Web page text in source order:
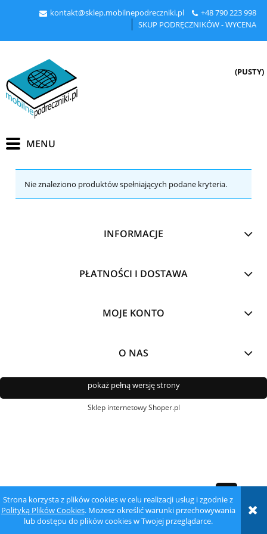
Strona korzysta z plików cookies w celu realizacji usług i zgodnie z
Polityką Plików Cookies. Możesz określić warunki przechowywania
lub dostępu do plików cookies w Twojej przeglądarce.
kontakt@sklep.mobilnepodreczniki.pl +48790 223 998
SKUP PODRĘCZNIKÓW - WYCENA
(PUSTY)
Nie znaleziono produktów spełniających podane kryteria.
INFORMACJE
PŁATNOŚCI I DOSTAWA
MOJE KONTO
O NAS
pokaż pełną wersję strony
Sklep internetowy Shoper.pl